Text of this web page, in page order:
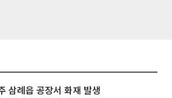
삼례읍 공장서 화재 발생